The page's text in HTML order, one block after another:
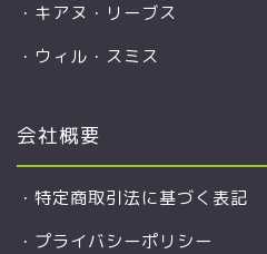
・ キアヌ・リーブス
・ ウィル・スミス
会社概要
・ 特定商取引法に基づく表記
・ プライバシーポリシー